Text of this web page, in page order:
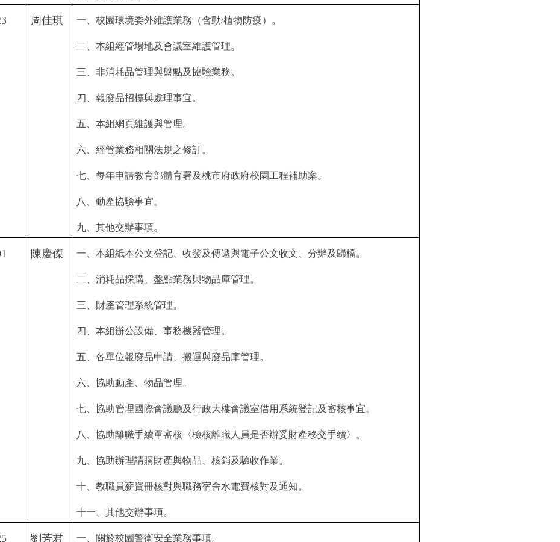
周佳琪 一、校園環境委外維護業務（含動/植物防疫）。
二、本組經管場地及會議室維護管理。
三、非消耗品管理與盤點及協驗業務。
四、報廢品招標與處理事宜。
五、本組網頁維護與管理。
六、經管業務相關法規之修訂。
七、每年申請教育部體育署及桃市府政府校園工程補助案。
八 動產協驗事宜。
九、 其他交辦事項。
陳慶傑 一、本組紙本公文登記、收發及傳遞與電子公文收文、分辦及歸檔。
二、消耗品採購、盤點業務與物品庫管理。
三、財產管理系統管理。
四、本組辦公設備、事務機器管理。
五、各單位報廢品申請、搬運與廢品庫管理。
六、協助動產、物品管理。
七、協助管理國際會議廳及行政大樓會議室借用系統登記及審核事宜。
八、協助離職手續單審核〈檢核離職人員是否辦妥財產移交手續〉。
九、協助辦理請購財產與物品、核銷及驗收作業。
十、 教職員薪資冊核對與職務宿舍水電費核對及通知。
十一 其他交辦事項。
劉芳君 一、關於校園警衛安全業務事項。